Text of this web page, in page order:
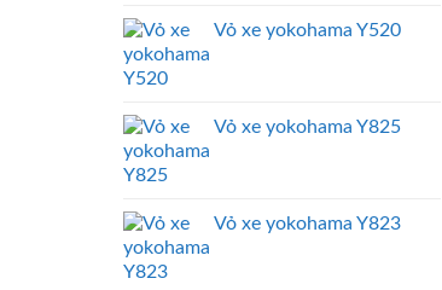
Vỏ xe yokohama Y520
Vỏ xe yokohama Y825
Vỏ xe yokohama Y823